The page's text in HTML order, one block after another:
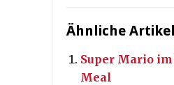
Ähnliche
Super Mario
Meal